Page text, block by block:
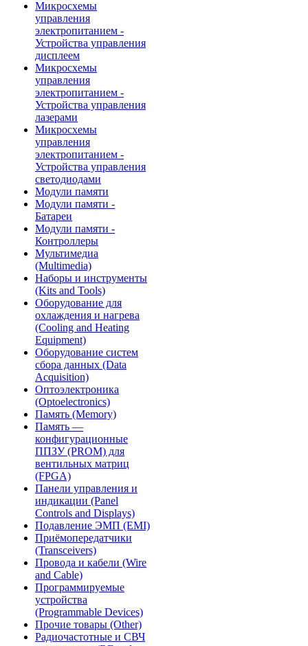
Микросхемы
управления
электропитанием -
Устройства управления
дисплеем
Микросхемы
управления
электропитанием -
Устройства управления
лазерами
Микросхемы
управления
электропитанием -
Устройства управления
светодиодами
Модули памяти
Модули памяти -
Батареи
Модули памяти -
Контроллеры
Мультимедиа
(Multimedia)
Наборы и инструменты
(Kits and Tools)
Оборудование для
охлаждения и нагрева
(Cooling and Heating
Equipment)
Оборудование систем
сбора данных (Data
Acquisition)
Оптоэлектроника
(Optoelectronics)
Память (Memory)
Память —
конфигурационные
ППЗУ (PROM) для
вентильных матриц
(FPGA)
Панели управления и
индикации (Panel
Controls and Displays)
Подавление ЭМП (EMI)
Приёмопередатчики
(Transceivers)
Провода и кабели (Wire
and Cable)
Программируемые
устройства
(Programmable Devices)
Прочие товары (Other)
Радиочастотные и СВЧ